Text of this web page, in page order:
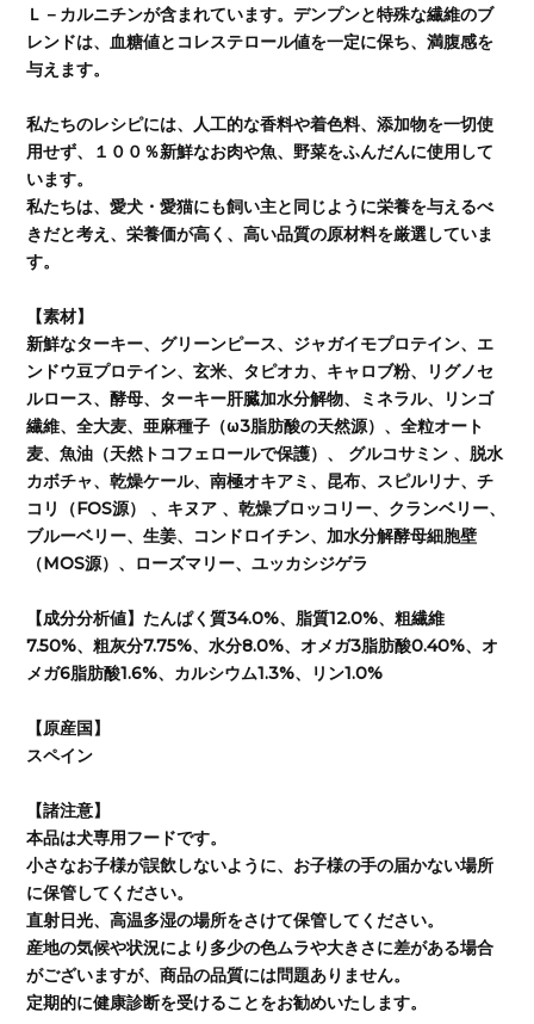
Ｌ－カルニチンが含まれています。デンプンと特殊な繊維のブ
レンドは、血糖値とコレステロール値を一定に保ち、満腹感を
与えます。
私たちのレシピには、人工的な香料や着色料、添加物を一切使
用せず、１００％新鮮なお肉や魚、野菜をふんだんに使用して
います。
私たちは、愛犬・愛猫にも飼い主と同じように栄養を与えるべ
きだと考え、栄養価が高く、高い品質の原材料を厳選していま
す。
【素材】
新鮮なターキー、グリーンピース、ジャガイモプロテイン、エ
ンドウ豆プロテイン、玄米、タピオカ、キャロブ粉、リグノセ
ルロース、酵母、ターキー肝臓加水分解物、ミネラル、リンゴ
繊維、全大麦、亜麻種子（ω3脂肪酸の天然源）、全粒オート
麦、魚油（天然トコフェロールで保護）、 グルコサミン 、脱水
カボチャ、乾燥ケール、南極オキアミ、昆布、スピルリナ、チ
コリ（FOS源） 、キヌア 、乾燥ブロッコリー、クランベリー、
ブルーベリー、生姜、コンドロイチン、加水分解酵母細胞壁
（MOS源）、ローズマリー、ユッカシジゲラ
【成分分析値】たんぱく質34.0%、脂質12.0%、粗繊維
7.50%、粗灰分7.75%、水分8.0%、オメガ3脂肪酸0.40%、オ
メガ6脂肪酸1.6%、カルシウム1.3%、リン1.0%
【原産国】
スペイン
【諸注意】
本品は犬専用フードです。
小さなお子様が誤飲しないように、お子様の手の届かない場所
に保管してください。
直射日光、高温多湿の場所をさけて保管してください。
産地の気候や状況により多少の色ムラや大きさに差がある場合
がございますが、商品の品質には問題ありません。
定期的に健康診断を受けることをお勧めいたします。